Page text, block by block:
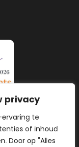
privacy
te
of inhoud
Door op "Alles